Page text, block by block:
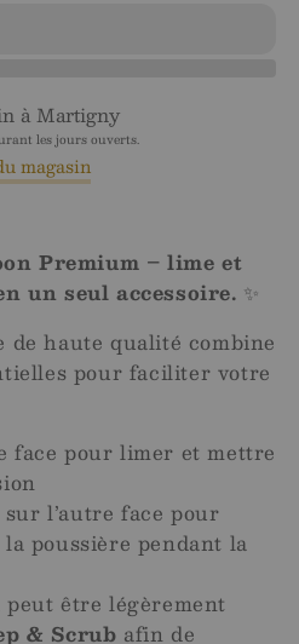
àMartigny
les jours ouverts.
magasin
Premium – lime et
un seul accessoire. ✨
haute qualité combine
pour faciliter votre
face pour limer et mettre
sur l’autre face pour
poussière pendant la
peut être légèrement
& Scrub afin de